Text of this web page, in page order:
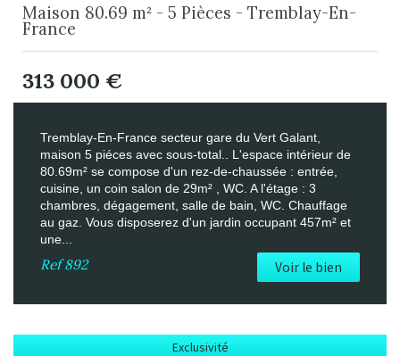
Maison 80.69 m² - 5 Pièces - Tremblay-En-
France
313 000 €
Tremblay-En-France secteur gare du Vert Galant,
maison 5 piéces avec sous-total.. L'espace intérieur de
80.69m² se compose d'un rez-de-chaussée : entrée,
cuisine, un coin salon de 29m² , WC. A l'étage : 3
chambres, dégagement, salle de bain, WC. Chauffage
au gaz. Vous disposerez d'un jardin occupant 457m² et
une...
Ref892 Voir le bien
Exclusivité